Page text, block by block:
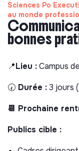
Sciences Po
au monde
bonnes
📍Lieu :Campus
🕢 Durée :3 jours
📆 Prochaine
Publics cible :